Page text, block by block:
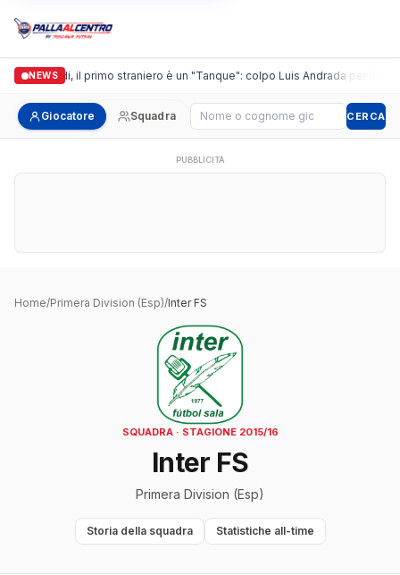
NEWS
Casalguidi, il primo straniero è un "Tanque": colpo Luis Andrada per il
Giocatore Squadra Cerca giocatore CERCA
PUBBLICITÀ
Home/Primera Division (Esp)/Inter FS
SQUADRA · STAGIONE 2015/16
Inter FS
Primera Division (Esp)
Storia della squadra Statistiche all-time